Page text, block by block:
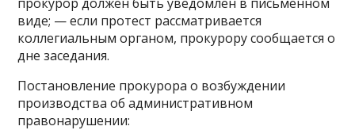
виде; — если протест рассматривается
коллегиальным органом, прокурору сообщается о
дне заседания.
Постановление прокурора о возбуждении
производства об административном
правонарушении: